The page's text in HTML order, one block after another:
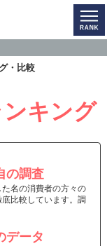
・比較
キング
の調査
名の消費者の方々の
比較しています。調
データ